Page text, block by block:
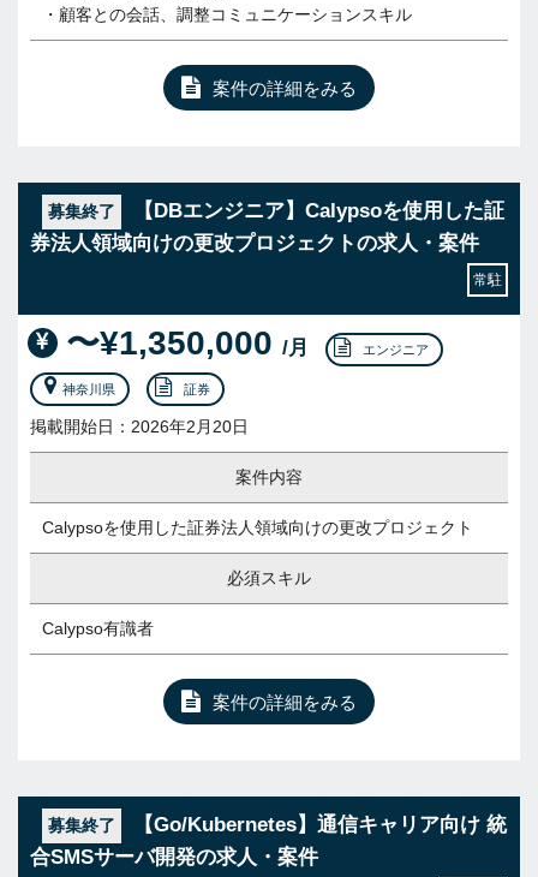
・顧客との会話、調整コミュニケーションスキル
案件の詳細をみる
募集終了
【DBエンジニア】Calypsoを使用した証
券法人領域向けの更改プロジェクトの求人・案件
常駐
〜¥1,350,000 /月 エンジニア
神奈川県 証券
掲載開始日：2026年2月20日
案件内容
Calypsoを使用した証券法人領域向けの更改プロジェクト
必須スキル
Calypso有識者
案件の詳細をみる
募集終了
【Go/Kubernetes】通信キャリア向け 統
合SMSサーバ開発の求人・案件